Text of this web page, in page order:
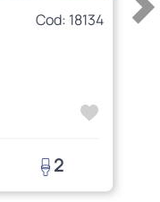
Cod: 18134
2